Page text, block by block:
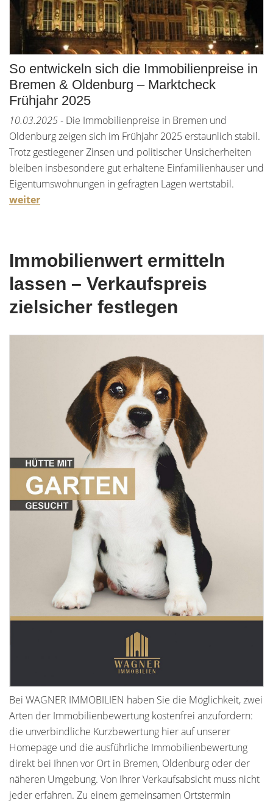
So entwickeln sich die Immobilienpreise in
Bremen & Oldenburg – Marktcheck
Frühjahr 2025
10.03.2025- Die Immobilienpreise in Bremen und
Oldenburg zeigen sich im Frühjahr 2025 erstaunlich stabil.
Trotz gestiegener Zinsen und politischer Unsicherheiten
bleiben insbesondere gut erhaltene Einfamilienhäuser und
Eigentumswohnungen in gefragten Lagen wertstabil.
weiter
Immobilienwert ermitteln
lassen – Verkaufspreis
zielsicher festlegen
Bei WAGNER IMMOBILIEN haben Sie die Möglichkeit, zwei
Arten der Immobilienbewertung kostenfrei anzufordern:
die unverbindliche Kurzbewertung hier auf unserer
Homepage und die ausführliche Immobilienbewertung
direkt bei Ihnen vor Ort in Bremen, Oldenburg oder der
näheren Umgebung. Von Ihrer Verkaufsabsicht muss nicht
jeder erfahren. Zu einem gemeinsamen Ortstermin